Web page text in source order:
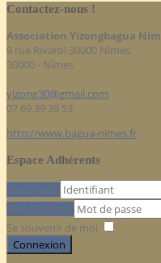
Contactez-nous !
Association Yizongbagua
9 rue Rivarol 30000 Nîmes
30000 - Nîmes
yizong30@gmail.com
07 69 39 39 53
http://www.bagua-nimes.fr
Espace Adhérents
Identifiant
Mot de passe
Se souvenir de moi
Connexion